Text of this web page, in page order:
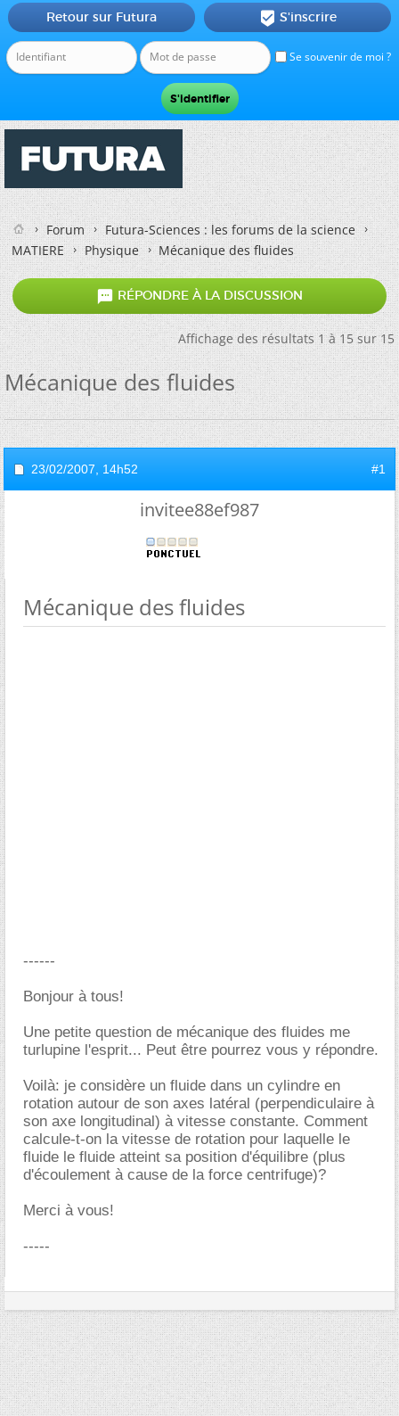
Se souvenir de moi ?
Retour sur Futura  S'inscrire
Forum
Futura-Sciences : les forums de la science
MATIERE
Physique Mécanique des fluides
 RÉPONDRE À LA DISCUSSION
Affichage des résultats 1 à 15 sur 15
Mécanique des fluides
23/02/2007, 14h52 #1
invitee88ef987
Mécanique des fluides
------
Bonjour à tous!
Une petite question de mécanique des fluides me
turlupine l'esprit... Peut être pourrez vous y répondre.
Voilà: je considère un fluide dans un cylindre en
rotation autour de son axes latéral (perpendiculaire à
son axe longitudinal) à vitesse constante. Comment
calcule-t-on la vitesse de rotation pour laquelle le
fluide le fluide atteint sa position d'équilibre (plus
d'écoulement à cause de la force centrifuge)?
Merci à vous!
-----